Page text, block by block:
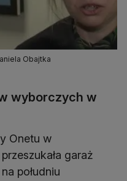
Obajtka
wyborczych w
Onetu w
garaż
południu